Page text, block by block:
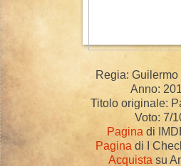
Regia: Guilermo
Anno:
Titolo originale:
Voto: 7/
Pagina di
Pagina di I
Acquista su